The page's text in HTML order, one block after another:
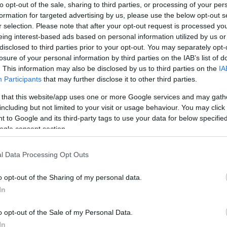
opt-out of the sale, sharing to third parties, or processing of your
for targeted advertising by us, please use the below opt-out
selection. Please note that after your opt-out request is processed
interest-based ads based on personal information utilized by us
to third parties prior to your opt-out. You may separately
of your personal information by third parties on the IAB’s list of
This information may also be disclosed by us to third parties on the
Participants that may further disclose it to other third parties.
that this website/app uses one or more Google services and may
but not limited to your visit or usage behaviour. You may
to Google and its third-party tags to use your data for below
consent section.
Data Processing Opt Outs
opt-out of the Sharing of my personal data.
opt-out of the Sale of my Personal Data.
αρχιφύλακαςπυροβόλησε στον αέρα για εκφοβισμό.
κατάφεραν να τον ακινητοποιήσουν και να του
προμελετημένο»
στην Ελλάδα - Στα σύνορα συνέλαβαν φυγόποινο
Lykavitos.gr στο Google News